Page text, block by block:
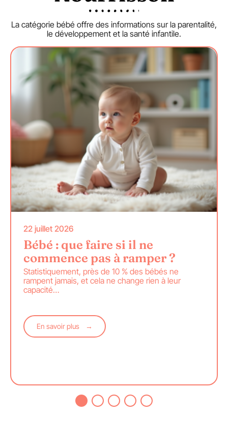
La catégorie bébé offre des informations sur la parentalité,
le développement et la santé infantile.
22 juillet 2026
Bébé : que faire si il ne
commence pas à ramper ?
Statistiquement, près de 10 % des bébés ne
rampent jamais, et cela ne change rien à leur
capacité…
En savoir plus